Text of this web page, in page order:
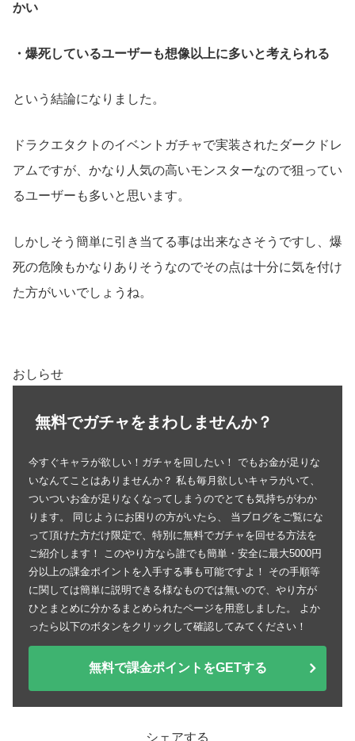
かい
・爆死しているユーザーも想像以上に多いと考えられる
という結論になりました。
ドラクエタクトのイベントガチャで実装されたダークドレ
アムですが、かなり人気の高いモンスターなので狙ってい
るユーザーも多いと思います。
しかしそう簡単に引き当てる事は出来なさそうですし、爆
死の危険もかなりありそうなのでその点は十分に気を付け
た方がいいでしょうね。
おしらせ
無料でガチャをまわしませんか？
今すぐキャラが欲しい！ガチャを回したい！ でもお金が足りな
いなんてことはありませんか？ 私も毎月欲しいキャラがいて、
ついついお金が足りなくなってしまうのでとても気持ちがわか
ります。 同じようにお困りの方がいたら、 当ブログをご覧にな
って頂けた方だけ限定で、特別に無料でガチャを回せる方法を
ご紹介します！ このやり方なら誰でも簡単・安全に最大5000円
分以上の課金ポイントを入手する事も可能ですよ！ その手順等
に関しては簡単に説明できる様なものでは無いので、やり方が
ひとまとめに分かるまとめられたページを用意しました。 よか
ったら以下のボタンをクリックして確認してみてください！
無料で課金ポイントをGETする
シェアする